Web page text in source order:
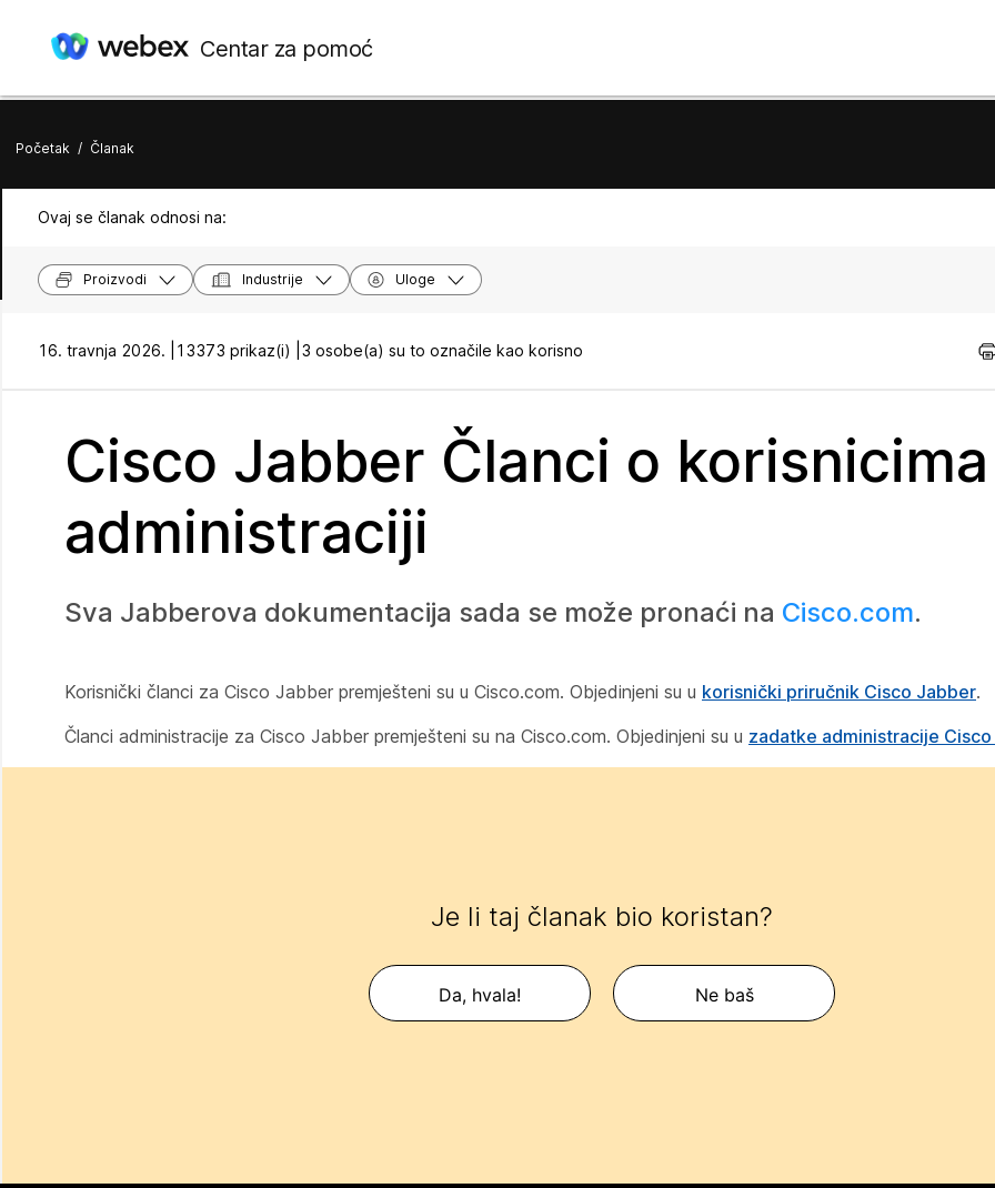
Centar za pomoć
Početak / Članak
Ovaj se članak odnosi na:
Proizvodi Industrije Uloge
16. travnja 2026. | 13373 prikaz(i) | 3 osobe(a) su to označile kao korisno
Cisco Jabber Članci o
administraciji
Sva Jabberova dokumentacija sada se može pronaći na Cisco.com.
Korisnički članci za Cisco Jabber premješteni su u Cisco.com. Objedinjeni su u korisnički priručnik Cisco Jabber.
Članci administracije za Cisco Jabber premješteni su na Cisco.com. Objedinjeni su u zadatke administracije
Je li taj članak bio koristan?
Da, hvala! Ne baš